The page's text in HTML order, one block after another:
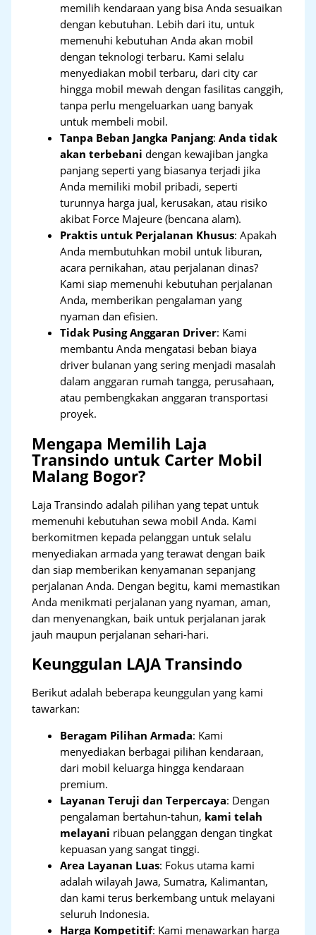
memilih kendaraan yang bisa Anda sesuaikan
dengan kebutuhan. Lebih dari itu, untuk
memenuhi kebutuhan Anda akan mobil
dengan teknologi terbaru. Kami selalu
menyediakan mobil terbaru, dari city car
hingga mobil mewah dengan fasilitas canggih,
tanpa perlu mengeluarkan uang banyak
untuk membeli mobil.
Tanpa Beban Jangka Panjang:Anda tidak
akan terbebani dengan kewajiban jangka
panjang seperti yang biasanya terjadi jika
Anda memiliki mobil pribadi, seperti
turunnya harga jual, kerusakan, atau risiko
akibat Force Majeure (bencana alam).
Praktis untuk Perjalanan Khusus: Apakah
Anda membutuhkan mobil untuk liburan,
acara pernikahan, atau perjalanan dinas?
Kami siap memenuhi kebutuhan perjalanan
Anda, memberikan pengalaman yang
nyaman dan efisien.
Tidak Pusing Anggaran Driver: Kami
membantu Anda mengatasi beban biaya
driver bulanan yang sering menjadi masalah
dalam anggaran rumah tangga, perusahaan,
atau pembengkakan anggaran transportasi
proyek.
Mengapa Memilih Laja
Transindo untuk Carter Mobil
Malang Bogor?
Laja Transindo adalah pilihan yang tepat untuk
memenuhi kebutuhan sewa mobil Anda. Kami
berkomitmen kepada pelanggan untuk selalu
menyediakan armada yang terawat dengan baik
dan siap memberikan kenyamanan sepanjang
perjalanan Anda. Dengan begitu, kami memastikan
Anda menikmati perjalanan yang nyaman, aman,
dan menyenangkan, baik untuk perjalanan jarak
jauh maupun perjalanan sehari-hari.
Keunggulan LAJA Transindo
Berikut adalah beberapa keunggulan yang kami
tawarkan:
Beragam Pilihan Armada: Kami
menyediakan berbagai pilihan kendaraan,
dari mobil keluarga hingga kendaraan
premium.
Layanan Teruji dan Terpercaya: Dengan
pengalaman bertahun-tahun, kami telah
melayani ribuan pelanggan dengan tingkat
kepuasan yang sangat tinggi.
Area Layanan Luas: Fokus utama kami
adalah wilayah Jawa, Sumatra, Kalimantan,
dan kami terus berkembang untuk melayani
seluruh Indonesia.
Harga Kompetitif: Kami menawarkan harga